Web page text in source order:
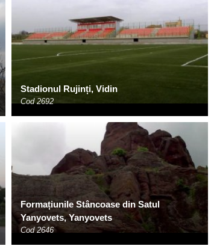
Stadionul Rujinți, Vidin
Cod 2692
Formațiunile Stâncoase din Satul
Yanyovets, Yanyovets
Cod 2646